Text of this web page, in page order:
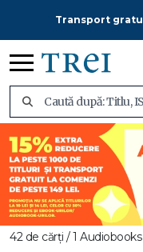
Transport
42 de cărți / 1 Audiobooks